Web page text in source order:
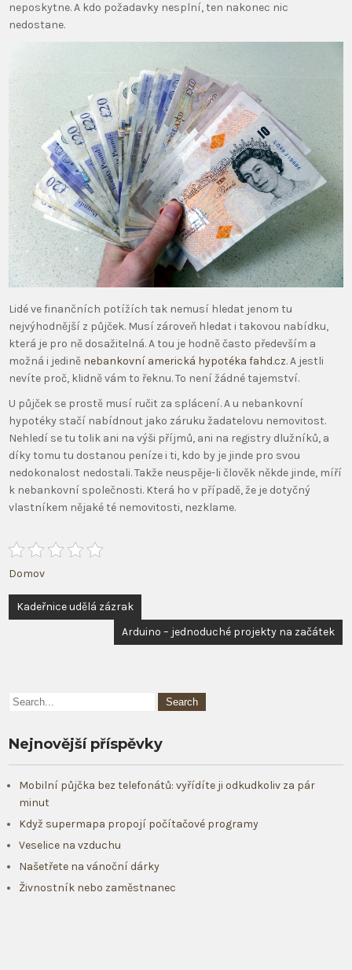
neposkytne. A kdo požadavky nesplní, ten nakonec nic
nedostane.
Lidé ve finančních potížích tak nemusí hledat jenom tu
nejvýhodnější z půjček. Musí zároveň hledat i takovou nabídku,
která je pro ně dosažitelná. A tou je hodně často především a
možná i jedině nebankovní americká hypotéka fahd.cz. A jestli
nevíte proč, klidně vám to řeknu. To není žádné tajemství.
U půjček se prostě musí ručit za splácení. A u nebankovní
hypotéky stačí nabídnout jako záruku žadatelovu nemovitost.
Nehledí se tu tolik ani na výši příjmů, ani na registry dlužníků, a
díky tomu tu dostanou peníze i ti, kdo by je jinde pro svou
nedokonalost nedostali.Takže neuspěje-li člověk někde jinde, míří
k nebankovní společnosti. Která ho v případě, že je dotyčný
vlastníkem nějaké té nemovitosti, nezklame.
Domov
Navigace
pro
Kadeřnice udělá zázrak
Arduino – jednoduché projekty na začátek
Nejnovější příspěvky
Mobilní půjčka bez telefonátů: vyřídíte ji odkudkoliv za pár
minut
Když supermapa propojí počítačové programy
Veselice na vzduchu
Našetřete na vánoční dárky
Živnostník nebo zaměstnanec